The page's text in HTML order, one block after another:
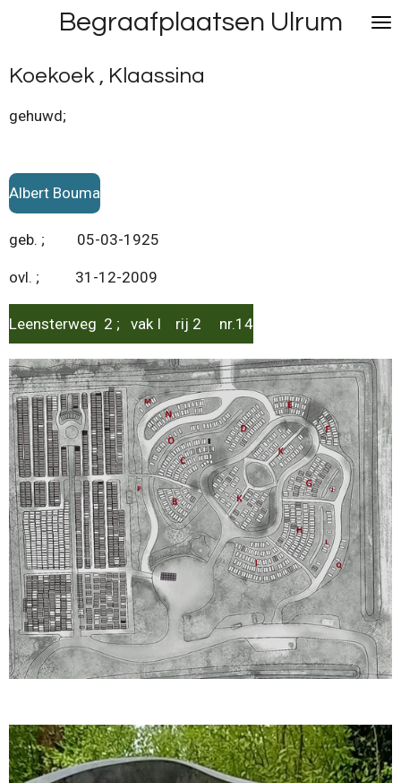
naar
de
hoofdinhoud
Begraafplaatsen Ulrum
Koekoek , Klaassina
gehuwd;
Albert Bouma
geb. ; 05-03-1925
ovl. ; 31-12-2009
Leensterweg 2 ; vak I rij 2 nr.14